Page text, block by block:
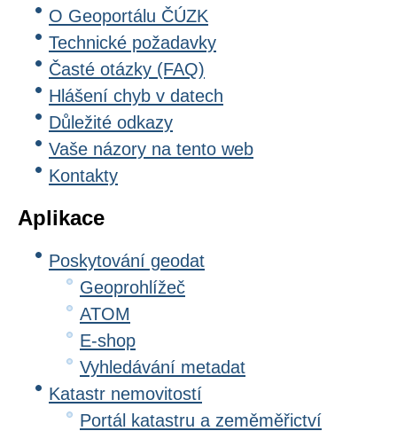
O Geoportálu ČÚZK
Technické požadavky
Časté otázky (FAQ)
Hlášení chyb v datech
Důležité odkazy
Vaše názory na tento web
Kontakty
Aplikace
Poskytování geodat
Geoprohlížeč
ATOM
E-shop
Vyhledávání metadat
Katastr nemovitostí
Portál katastru a zeměměřictví